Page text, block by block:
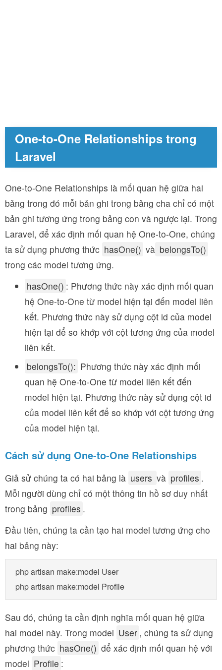
One-to-One Relationships trong
Laravel
One-to-One Relationships là mối quan hệ giữa hai
bảng trong đó mỗi bản ghi trong bảng cha chỉ có một
bản ghi tương ứng trong bảng con và ngược lại. Trong
Laravel, để xác định mối quan hệ One-to-One, chúng
ta sử dụng phương thức hasOne() và belongsTo()
trong các model tương ứng.
hasOne() : Phương thức này xác định mối quan
hệ One-to-One từ model hiện tại đến model liên
kết. Phương thức này sử dụng cột id của model
hiện tại để so khớp với cột tương ứng của model
liên kết.
belongsTo(): Phương thức này xác định mối
quan hệ One-to-One từ model liên kết đến
model hiện tại. Phương thức này sử dụng cột id
của model liên kết để so khớp với cột tương ứng
của model hiện tại.
Cách sử dụng One-to-One Relationships
Giả sử chúng ta có hai bảng là users và profiles .
Mỗi người dùng chỉ có một thông tin hồ sơ duy nhất
trong bảng profiles .
Đầu tiên, chúng ta cần tạo hai model tương ứng cho
hai bảng này:
php artisan make:model User
Sau đó, chúng ta cần định nghĩa mối quan hệ giữa
hai model này. Trong model User , chúng ta sử dụng
phương thức hasOne() để xác định mối quan hệ với
model Profile :